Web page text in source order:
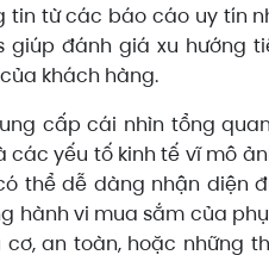
từ các báo cáo uy tín
giúp đánh giá xu hướng
khách hàng.
cấp cái nhìn tổng
yếu tố kinh tế vĩ mô
thể dễ dàng nhận diện
hành vi mua sắm của
an toàn, hoặc những